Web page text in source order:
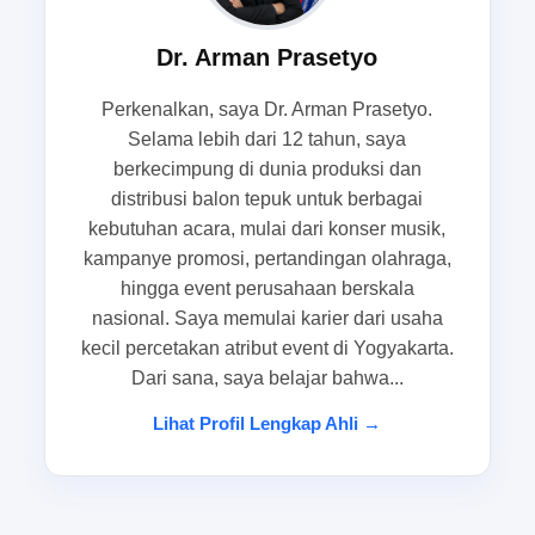
konsisten meski diproduksi massal. Di sinilah
balontepuk.net diposisikan sebagai solusi yang
yang menuntut kesiapan penuh.
Peran balon tepuk dalam acara
launching produk, roadshow,
pertandingan olahraga, pameran
dagang, grand opening, dan gathering
komunitas
daripada sekadar alat sorak. Dalam launching
Dr. Arman Prasetyo
Perkenalkan, saya Dr. Arman Prasetyo.
Selama lebih dari 12 tahun, saya
berkecimpung di dunia produksi dan
distribusi balon tepuk untuk berbagai
kebutuhan acara, mulai dari konser musik,
kampanye promosi, pertandingan olahraga,
hingga event perusahaan berskala
nasional. Saya memulai karier dari usaha
kecil percetakan atribut event di Yogyakarta.
Dari sana, saya belajar bahwa...
Lihat Profil Lengkap Ahli →